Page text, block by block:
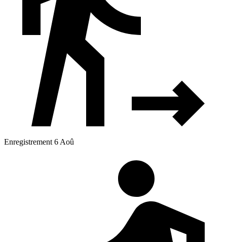
Enregistrement 6 Aoû